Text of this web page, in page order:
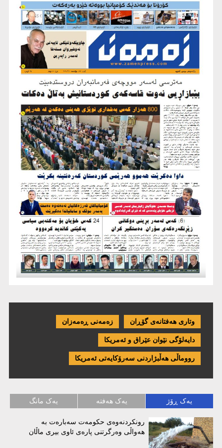
وتاری هەفتانەی گۆڕان زەمەنی ڕەمەزان
دایەلۆگی نێوان عێراق و ئەمریكا
رووماڵی هەڵبژاردنی سەرۆکایەتی ئەمریکا
یەک ڕۆژ یەک هەفتە یەک مانگ
رونکردنەوەی حکومەت سەبارەت بە
هەواڵی وەرگرتنی پارەی ئاوی بیری ماڵان